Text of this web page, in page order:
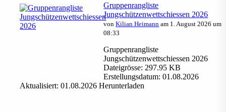
Gruppenrangliste
Jungschützenwettschiessen 2026
vonKilian Heimann am 1. August 2026 um
08:33
Gruppenrangliste
Jungschützenwettschiessen 2026
Dateigrösse: 297.95 KB
Erstellungsdatum: 01.08.2026
Aktualisiert: 01.08.2026 Herunterladen